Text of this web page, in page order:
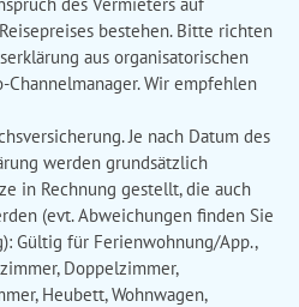
bestehen. Bitte richten
aus organisatorischen
Channelmanager. Wir empfehlen
Je nach Datum des
werden grundsätzlich
in Rechnung gestellt, die auch
(evt. Abweichungen finden Sie
Gültig für Ferienwohnung/App.,
Doppelzimmer,
Heubett, Wohnwagen,